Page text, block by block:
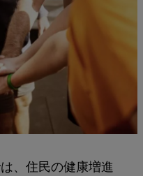
、住民の健康増進